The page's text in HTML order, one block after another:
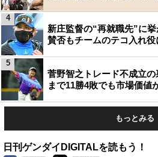
新庄監督の“再就職先”に
賛否もチームのテコ入れ
4
菅野智之トレード不成立
まで11勝4敗でも市場価値
5
もっとみる
日刊ゲンダイDIGITALを読もう！